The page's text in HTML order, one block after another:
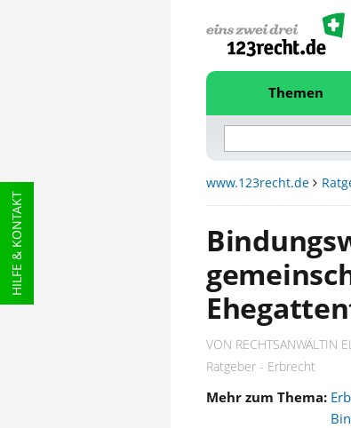
HILFE & KONTAKT
Themen
www.123recht.de
VON RECHTSANWÄLTIN
Ratgeber - Erbrecht
Mehr zum Thema: